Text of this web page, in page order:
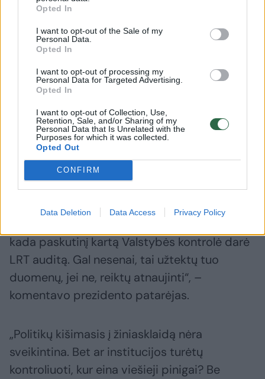
Opted In
I want to opt-out of the Sale of my
Personal Data.
Opted In
I want to opt-out of processing my
Personal Data for Targeted Advertising.
Opted In
I want to opt-out of Collection, Use,
Retention, Sale, and/or Sharing of my
Personal Data that Is Unrelated with the
Purposes for which it was collected.
Opted Out
CONFIRM
Data Deletion Data Access Privacy Policy
Buvę KT teisininkai tvirtina,
kad K. Budrio kandidatūrai į
politinės kultūros klausimas
V.
yra
Palucko
„Šiuo atveju tam tikra atskaitomybė yra. Ar ji
kada paskutinį kartą Valstybės kontrolė darė
LRT auditą. Gal nesenai, tai užtektų tuo
duomenų, jei ne, reiktų atnaujinti“, –
komentavo prezidento patarėjas.
„Politikų kišimasis į žiniasklaidą nėra
sveikintina. Bet ar institucijos turėtų
kontroliuoti, kur eina viešieji pinigai? Be